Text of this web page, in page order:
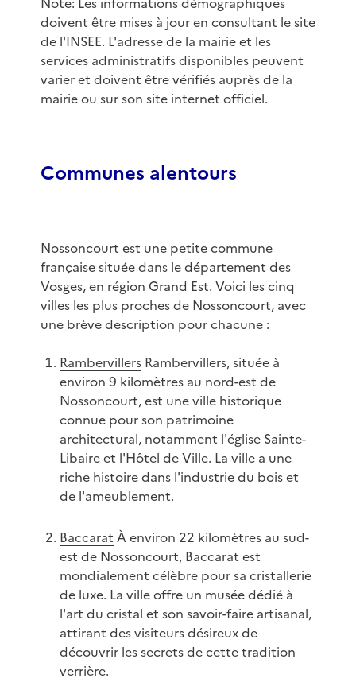
doivent être mises à jour en consultant le site
de l'INSEE. L'adresse de la mairie et les
services administratifs disponibles peuvent
varier et doivent être vérifiés auprès de la
mairie ou sur son site internet officiel.
Communes alentours
Nossoncourt est une petite commune
française située dans le département des
Vosges, en région Grand Est. Voici les cinq
villes les plus proches de Nossoncourt, avec
une brève description pour chacune :
RambervillersRambervillers, située à
environ 9 kilomètres au nord-est de
Nossoncourt, est une ville historique
connue pour son patrimoine
architectural, notamment l'église Sainte-
Libaire et l'Hôtel de Ville. La ville a une
riche histoire dans l'industrie du bois et
de l'ameublement.
Baccarat À environ 22 kilomètres au sud-
est de Nossoncourt, Baccarat est
mondialement célèbre pour sa cristallerie
de luxe. La ville offre un musée dédié à
l'art du cristal et son savoir-faire artisanal,
attirant des visiteurs désireux de
découvrir les secrets de cette tradition
verrière.